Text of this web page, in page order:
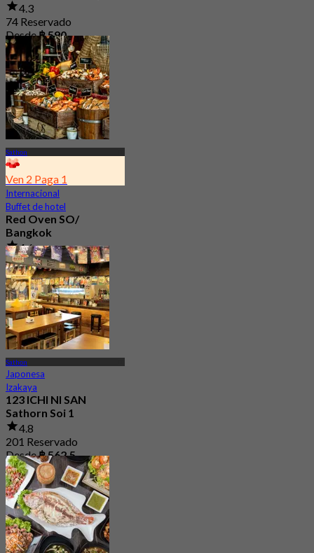
4.3
74 Reservado
Desde฿ 590
Sathon
Ven 2 Paga 1
Internacional
Buffet de hotel
Red Oven SO/
Bangkok
4.6
15.8K Reservado
Desde฿ 800
Sathon
Japonesa
Izakaya
123 ICHI NI SAN
Sathorn Soi 1
4.8
201 Reservado
Desde฿ 562.5